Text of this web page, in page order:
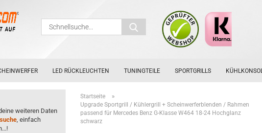
Schnellsuche...
LED RÜCKLEUCHTEN TUNINGTEILE SPORTGRILLS
Startseite »
Upgrade Sportgrill / Kühlergrill + Scheinwerferblenden / Rahmen
passend für Mercedes Benz G-Klasse W464 18-24 Hochglanz
schwarz
weiteren Daten
, einfach